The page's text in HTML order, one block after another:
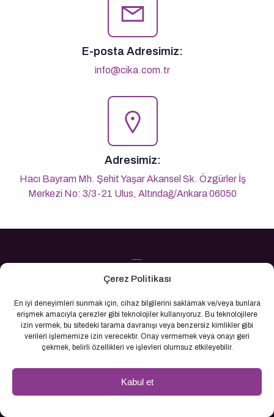
Çerez Politikası
En iyi deneyimleri sunmak için, cihaz bilgilerini saklamak ve/veya bunlara
erişmek amacıyla çerezler gibi teknolojiler kullanıyoruz. Bu teknolojilere
izin vermek, bu sitedeki tarama davranışı veya benzersiz kimlikler gibi
verileri işlememize izin verecektir. Onay vermemek veya onayı geri
çekmek, belirli özellikleri ve işlevleri olumsuz etkileyebilir.
Kabul et
E-posta Adresimiz:
info@cika.com.tr
Adresimiz:
Hacı Bayram Mh. Şehit Yaşar Akansel Sk. Özgürler İş
Merkezi No: 3/3-21 Ulus, Altındağ/Ankara 06050
Son Yazılarımız
Banyo ve yapı dünyasındaki en son trendleri,
maliyet düşüren çözümleri ve Creavit, Roca,
NSK ve Lider'in koleksiyonlarındaki yenilikleri
keşfedin. İlham veren içeriklerle projelerinize
değer katın.